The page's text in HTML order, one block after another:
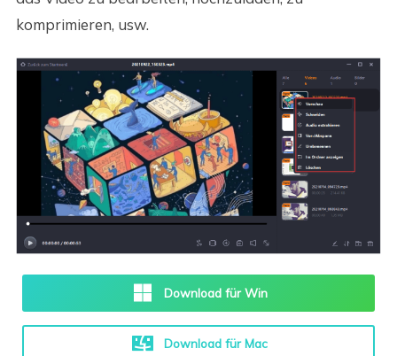
komprimieren, usw.
Download für Win
Download für Mac